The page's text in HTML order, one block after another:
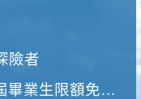
險者
生限額免費參加